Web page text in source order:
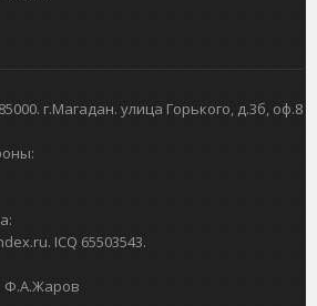
г.Магадан. улица Горького, д.3б, оф.8
ICQ 65503543.
Ф.А.Жаров